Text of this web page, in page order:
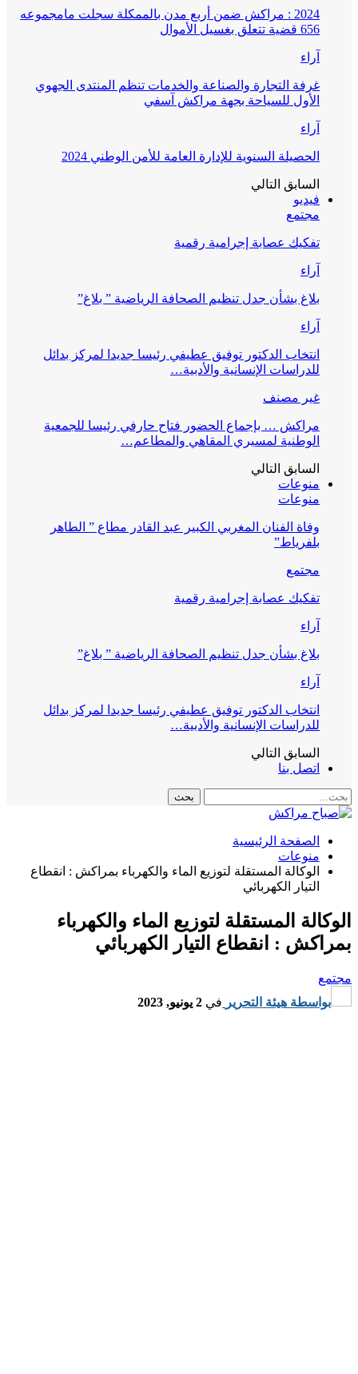
2024 : مراكش ضمن أربع مدن بالممكلة سجلت مامجموعه
656 قضية تتعلق بغسيل الأموال
آراء
غرفة التجارة والصناعة والخدمات تنظم المنتدى الجهوي
الأول للسياحة بجهة مراكش آسفي
آراء
الحصيلة السنوية للإدارة العامة للأمن الوطني 2024
السابق التالي
فيديو
مجتمع
تفكيك عصابة إجرامية رقمية
آراء
بلاغ بشأن جدل تنظيم الصحافة الرياضية ” بلاغ”
آراء
انتخاب الدكتور توفيق عطيفي رئيسا جديدا لمركز بدائل
للدراسات الإنسانية والأدبية…
غير مصنف
مراكش … بإجماع الحضور فتاح حارفي رئيسا للجمعية
الوطنية لمسيري المقاهي والمطاعم…
السابق التالي
منوعات
منوعات
وفاة الفنان المغربي الكبير عبد القادر مطاع ” الطاهر
بلفرياط”
مجتمع
تفكيك عصابة إجرامية رقمية
آراء
بلاغ بشأن جدل تنظيم الصحافة الرياضية ” بلاغ”
آراء
انتخاب الدكتور توفيق عطيفي رئيسا جديدا لمركز بدائل
للدراسات الإنسانية والأدبية…
السابق التالي
اتصل بنا
الصفحة الرئيسية
منوعات
الوكالة المستقلة لتوزيع الماء والكهرباء بمراكش : انقطاع
التيار الكهربائي
الوكالة المستقلة لتوزيع الماء والكهرباء
بمراكش : انقطاع التيار الكهربائي
مجتمع
بواسطة هيئة التحرير في 2 يونيو, 2023